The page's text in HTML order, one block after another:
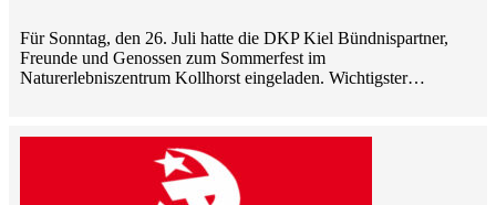
Für Sonntag, den 26. Juli hatte die DKP Kiel Bündnispartner,
Freunde und Genossen zum Sommerfest im
Naturerlebniszentrum Kollhorst eingeladen. Wichtigster…